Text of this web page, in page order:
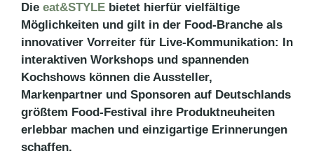
Die eat&STYLE bietet hierfür vielfältige
Möglichkeiten und gilt in der Food-Branche als
innovativer Vorreiter für Live-Kommunikation: In
interaktiven Workshops und spannenden
Kochshows können die Aussteller,
Markenpartner und Sponsoren auf Deutschlands
größtem Food-Festival ihre Produktneuheiten
erlebbar machen und einzigartige Erinnerungen
schaffen.